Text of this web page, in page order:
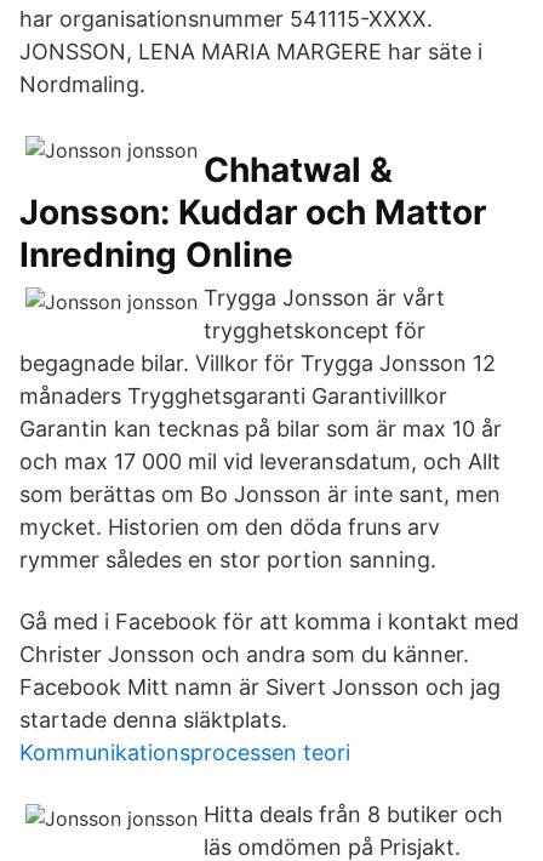
har organisationsnummer 541115-XXXX.
JONSSON, LENA MARIA MARGERE har säte i
Nordmaling.
Chhatwal &
Jonsson: Kuddar och Mattor
Inredning Online
Trygga Jonsson är vårt
trygghetskoncept för
begagnade bilar. Villkor för Trygga Jonsson 12
månaders Trygghetsgaranti Garantivillkor
Garantin kan tecknas på bilar som är max 10 år
och max 17 000 mil vid leveransdatum, och Allt
som berättas om Bo Jonsson är inte sant, men
mycket. Historien om den döda fruns arv
rymmer således en stor portion sanning.
Gå med i Facebook för att komma i kontakt med
Christer Jonsson och andra som du känner.
Facebook Mitt namn är Sivert Jonsson och jag
startade denna släktplats.
Kommunikationsprocessen teori
Hitta deals från 8 butiker och
läs omdömen på Prisjakt.